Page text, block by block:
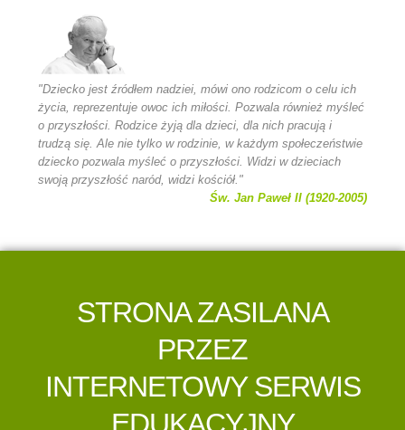
"Dziecko jest źródłem nadziei, mówi ono rodzicom o celu ich
życia, reprezentuje owoc ich miłości. Pozwala również myśleć
o przyszłości. Rodzice żyją dla dzieci, dla nich pracują i
trudzą się. Ale nie tylko w rodzinie, w każdym społeczeństwie
dziecko pozwala myśleć o przyszłości. Widzi w dzieciach
swoją przyszłość naród, widzi kościół."
Św. Jan Paweł II (1920-2005)
STRONA ZASILANA
PRZEZ
INTERNETOWY SERWIS